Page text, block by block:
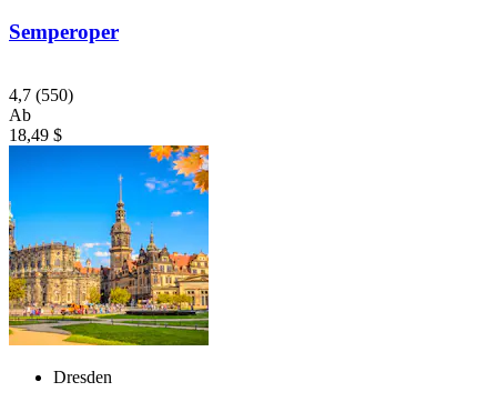
Semperoper
4,7 (550)
Ab
18,49 $
Dresden